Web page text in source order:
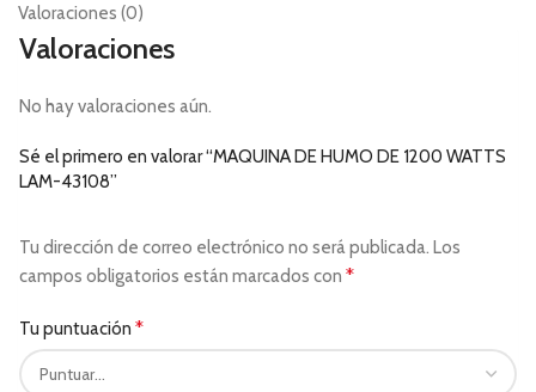
Valoraciones (0)
Valoraciones
No hay valoraciones aún.
Sé el primero en valorar “MAQUINA DE HUMO DE 1200 WATTS
LAM-43108”
Tu dirección de correo electrónico no será publicada. Los
campos obligatorios están marcados con *
Tu puntuación *